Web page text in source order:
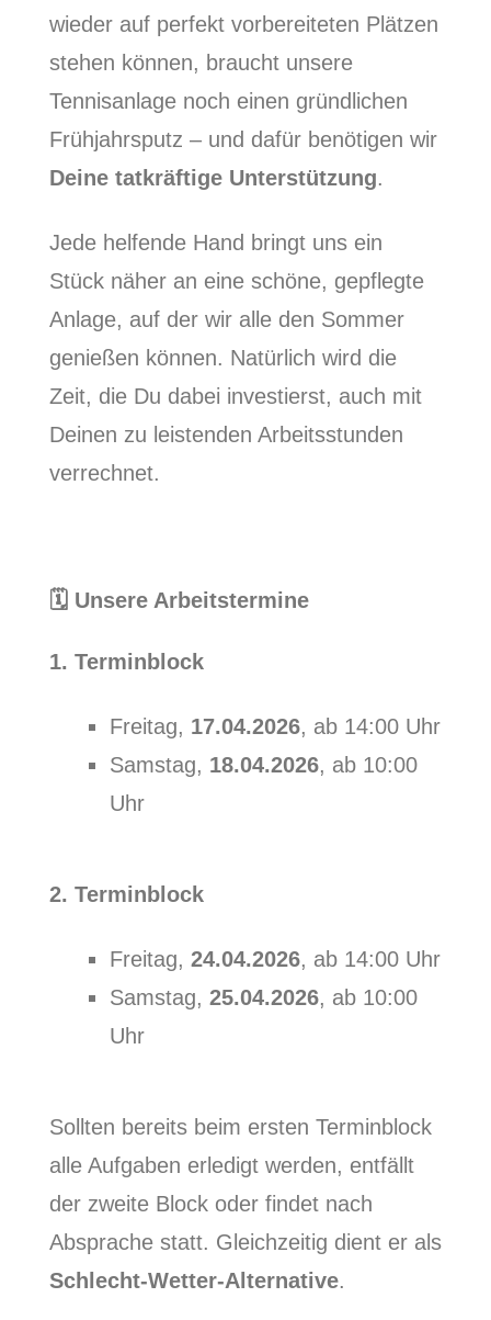
wieder auf perfekt vorbereiteten Plätzen
stehen können, braucht unsere
Tennisanlage noch einen gründlichen
Frühjahrsputz – und dafür benötigen wir
Deine tatkräftige Unterstützung.
Jede helfende Hand bringt uns ein
Stück näher an eine schöne, gepflegte
Anlage, auf der wir alle den Sommer
genießen können. Natürlich wird die
Zeit, die Du dabei investierst, auch mit
Deinen zu leistenden Arbeitsstunden
verrechnet.
🗓️ Unsere Arbeitstermine
1. Terminblock
Freitag, 17.04.2026, ab 14:00 Uhr
Samstag, 18.04.2026, ab 10:00
Uhr
2. Terminblock
Freitag, 24.04.2026, ab 14:00 Uhr
Samstag, 25.04.2026, ab 10:00
Uhr
Sollten bereits beim ersten Terminblock
alle Aufgaben erledigt werden, entfällt
der zweite Block oder findet nach
Absprache statt. Gleichzeitig dient er als
Schlecht-Wetter-Alternative.